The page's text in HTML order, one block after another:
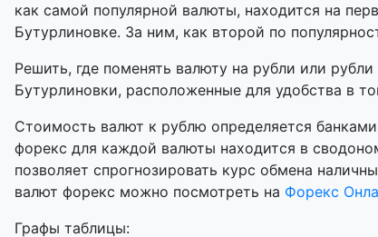
как самой популярной валюты, находится на
Бутурлиновке. За ним, как второй по
Решить, где поменять валюту на рубли или
Бутурлиновки, расположенные для удобства в
Стоимость валют к рублю определяется
форекс для каждой валюты находится в
позволяет спрогнозировать курс обмена
валют форекс можно посмотреть на Форекс
Графы таблицы: